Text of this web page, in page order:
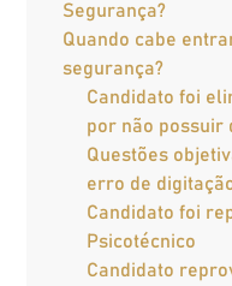
Segurança?
Quando cabe
segurança?
Candidato foi
por não possuir
Questões
erro de
Candidato foi
Psicotécnico
Candidato